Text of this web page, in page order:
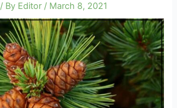
/ By Editor / March 8, 2021